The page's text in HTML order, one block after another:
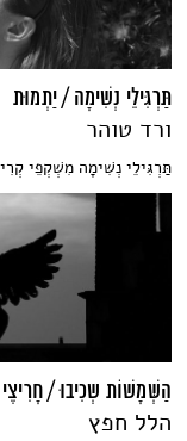
תַּרְגִּילֵי נְשִׁימָה / יַתְמוּת
ורד טוהר
תַּרְגִּילֵי נְשִׁימָה מִשְׁקְפֵי
הַשְּׁמָשׁוֹת שְכִיבוּ / חָרִיצֶי
הלל חפץ